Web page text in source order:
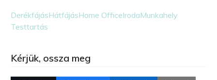
DerékfájásHátfájásHome OfficeIrodaMunkahely
Testtartás
Kérjük, ossza meg